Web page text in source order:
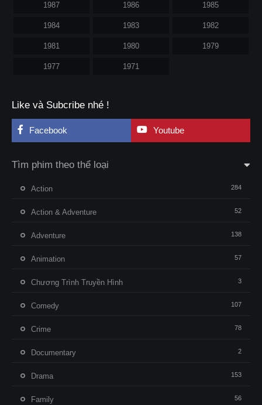
1987 1986 1985
1984 1983 1982
1981 1980 1979
1977 1971
Like và Subcribe nhé !
Facebook Youtube
Tìm phim theo thể loại
Action 284
Action & Adventure 52
Adventure 138
Animation 57
Chương Trình Truyền Hình 3
Comedy 107
Crime 78
Documentary 2
Drama 153
Family 56